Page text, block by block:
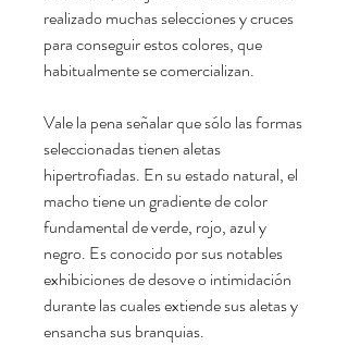
realizado muchas selecciones y cruces
para conseguir estos colores, que
habitualmente se comercializan.
Vale la pena señalar que sólo las formas
seleccionadas tienen aletas
hipertrofiadas. En su estado natural, el
macho tiene un gradiente de color
fundamental de verde, rojo, azul y
negro. Es conocido por sus notables
exhibiciones de desove o intimidación
durante las cuales extiende sus aletas y
ensancha sus branquias.